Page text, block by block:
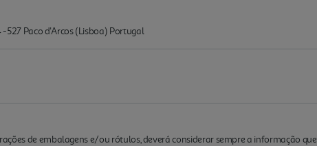
527 Paco d'Arcos (Lisboa) Portugal
de embalagens e/ou rótulos, deverá considerar sempre a informação que